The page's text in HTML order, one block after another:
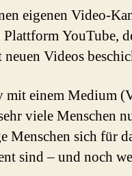
eigenen Video-
YouTube,
Videos
einem Medium
viele Menschen
Menschen sich für
sind – und noch